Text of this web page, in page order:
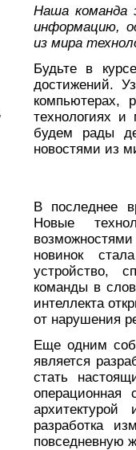
Наша команда
информацию,
из мира
Будьте в
достижений.
компьютерах,
технологиях
будем рады
новостями из
В последнее
Новые
новинок
устройство,
команды в
интеллекта
от нарушения
Еще одним
является
стать
операционная
разработка
повседневную